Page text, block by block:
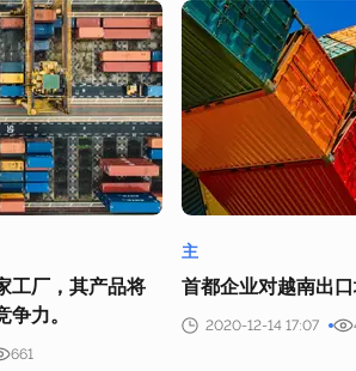
工厂，其产品将
力。
661
主
首都企业对越南出
2020-12-14 17:07